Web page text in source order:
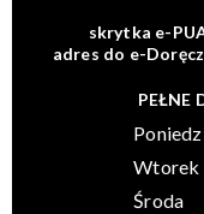
skrytka e-
adres do e-
PEŁNE
Wtorek
Środa